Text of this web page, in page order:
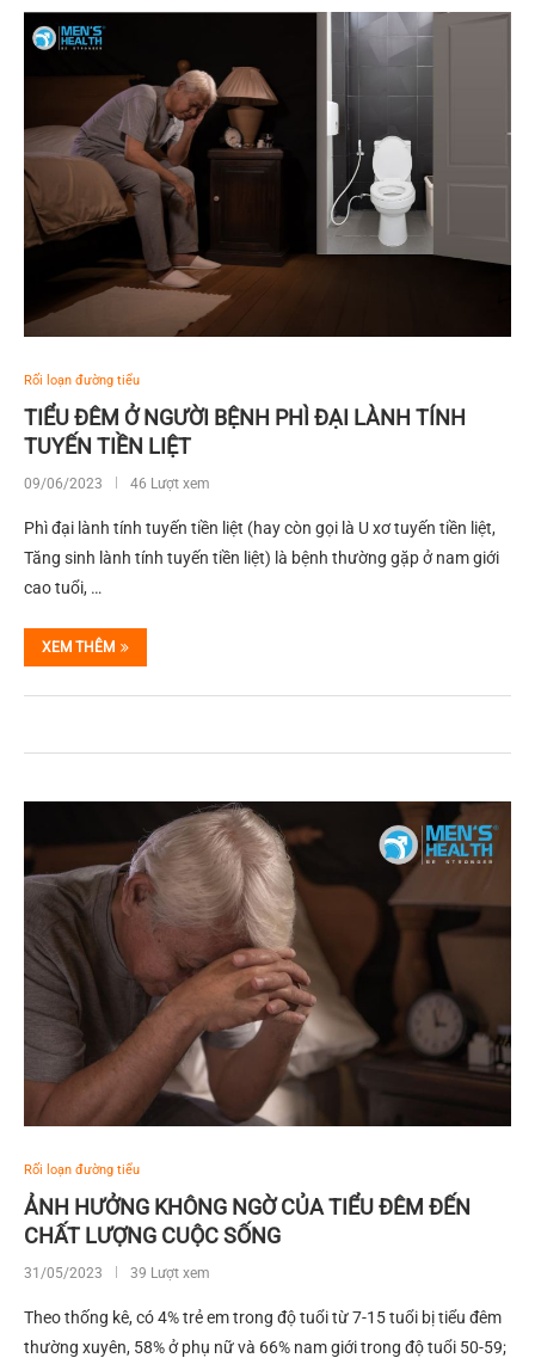
Rối loạn đường tiểu
TIỂU ĐÊM Ở NGƯỜI BỆNH PHÌ ĐẠI LÀNH TÍNH
TUYẾN TIỀN LIỆT
09/06/2023 46 Lượt xem
Phì đại lành tính tuyến tiền liệt (hay còn gọi là U xơ tuyến tiền liệt,
Tăng sinh lành tính tuyến tiền liệt) là bệnh thường gặp ở nam giới
cao tuổi, …
XEM THÊM
Rối loạn đường tiểu
ẢNH HƯỞNG KHÔNG NGỜ CỦA TIỂU ĐÊM ĐẾN
CHẤT LƯỢNG CUỘC SỐNG
31/05/2023 39 Lượt xem
Theo thống kê, có 4% trẻ em trong độ tuổi từ 7-15 tuổi bị tiểu đêm
thường xuyên, 58% ở phụ nữ và 66% nam giới trong độ tuổi 50-59;